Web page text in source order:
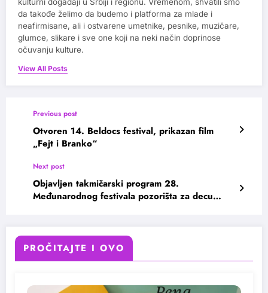
da takođe želimo da budemo i platforma za mlade i
neafirmisane, ali i ostvarene umetnike, pesnike, muzičare,
glumce, slikare i sve one koji na neki način doprinose
očuvanju kulture.
View All Posts
Previous post
Otvoren 14. Beldocs festival, prikazan film
„Fejt i Branko“
Next post
Objavljen takmičarski program 28.
Međunarodnog festivala pozorišta za decu
PROČITAJTE I OVO